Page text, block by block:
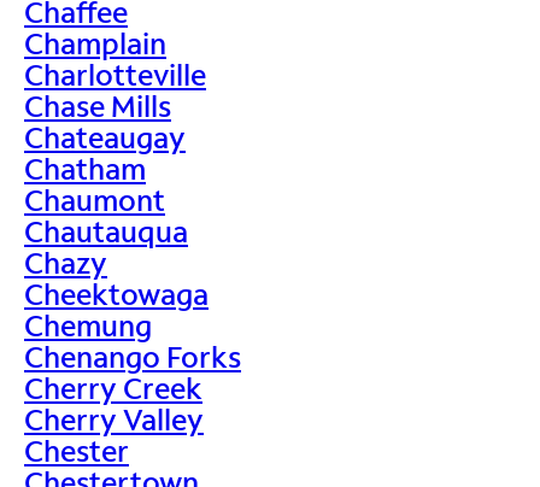
Chaffee
Champlain
Charlotteville
Chase Mills
Chateaugay
Chatham
Chaumont
Chautauqua
Chazy
Cheektowaga
Chemung
Chenango Forks
Cherry Creek
Cherry Valley
Chester